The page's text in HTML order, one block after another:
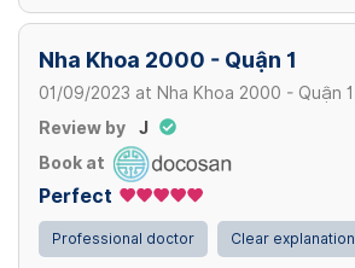
Nha Khoa 2000 - Quận 1
01/09/2023 at Nha Khoa 2000 - Quận 1
Review by
J
Book at
Perfect
Professional doctor Clear explanation